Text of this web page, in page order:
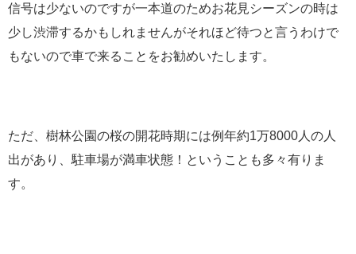
信号は少ないのですが一本道のためお花見シーズンの時は
少し渋滞するかもしれませんがそれほど待つと言うわけで
もないので車で来ることをお勧めいたします。
ただ、樹林公園の桜の開花時期には例年約1万8000人の人
出があり、駐車場が満車状態！ということも多々有りま
す。